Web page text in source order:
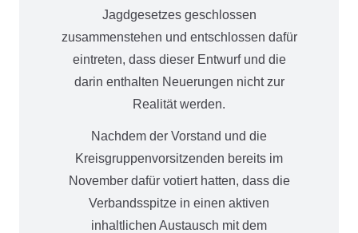
Jagdgesetzes geschlossen
zusammenstehen und entschlossen dafür
eintreten, dass dieser Entwurf und die
darin enthalten Neuerungen nicht zur
Realität werden.
Nachdem der Vorstand und die
Kreisgruppenvorsitzenden bereits im
November dafür votiert hatten, dass die
Verbandsspitze in einen aktiven
inhaltlichen Austausch mit dem